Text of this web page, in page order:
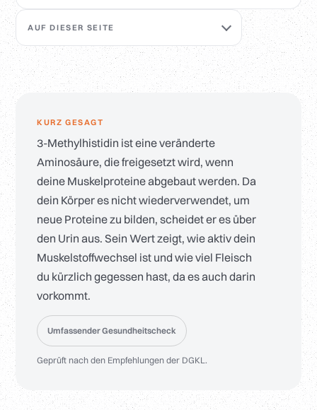
AUF DIESER SEITE
KURZ GESAGT
3-Methylhistidin ist eine veränderte
Aminosäure, die freigesetzt wird, wenn
deine Muskelproteine abgebaut werden. Da
dein Körper es nicht wiederverwendet, um
neue Proteine zu bilden, scheidet er es über
den Urin aus. Sein Wert zeigt, wie aktiv dein
Muskelstoffwechsel ist und wie viel Fleisch
du kürzlich gegessen hast, da es auch darin
vorkommt.
Umfassender Gesundheitscheck
Geprüft nach den Empfehlungen der DGKL.